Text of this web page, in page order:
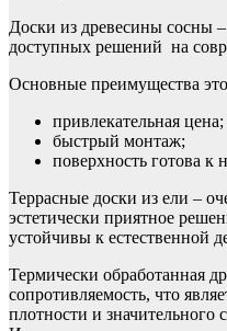
Доски из древесины сосны
доступных решений на
Основные преимущества
привлекательная цена;
быстрый монтаж;
поверхность готова к
Террасные доски из ели –
эстетически приятное
устойчивы к естественной
Термически обработанная
сопротивляемость, что
плотности и